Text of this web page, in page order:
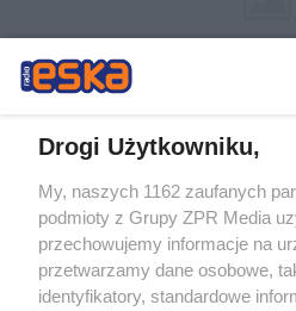
Żaden utwór zamieszczony w serwisie
rozpowszechniany lub dalej
tym także elektroniczny lub
eksploatacji w jakiejkolwiek formie,
Internecie bez pisemnej zgody
wykorzystanie utworów w całości lub w
Drogi Użytkowniku,
My, naszych 1162 zaufanych
podmioty z Grupy ZPR Media
przechowujemy informacje na
przetwarzamy dane osobowe,
identyfikatory, standardowe